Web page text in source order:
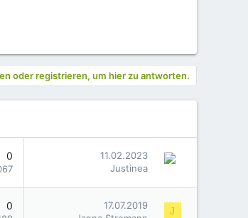
oder registrieren, um hier zu antworten.
0
11.02.2023
Justinea
0
17.07.2019
J